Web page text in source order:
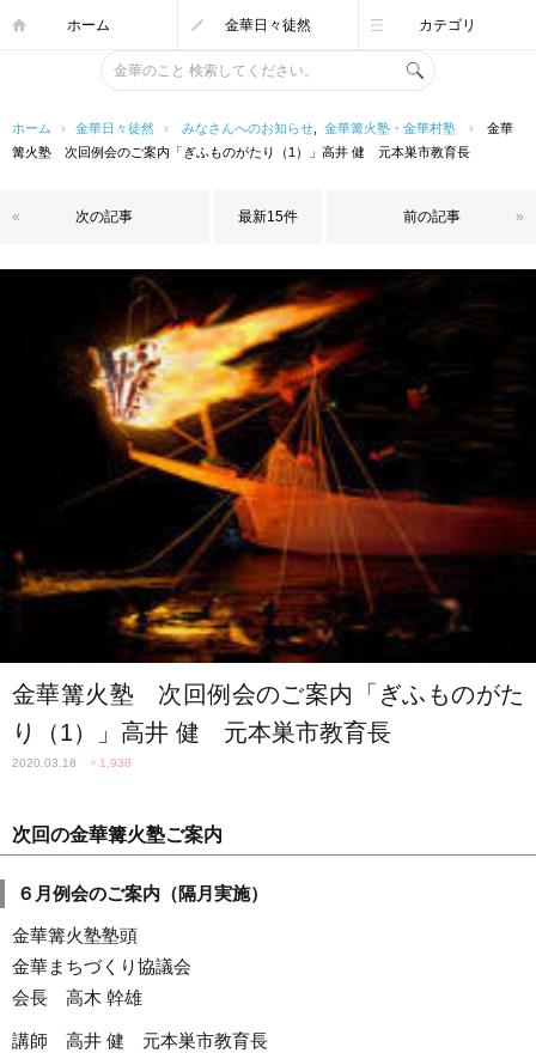
ホーム 金華日々徒然 カテゴリ
ホーム › 金華日々徒然 › みなさんへのお知らせ 金華篝火塾・金華村塾 ›
金華
篝火塾 次回例会のご案内「ぎふものがたり（1）」高井 健 元本巣市教育長
次の記事
« 最新15件 前の記事 »
金華篝火塾 次回例会のご案内「ぎふものがた
り（1）」高井 健 元本巣市教育長
2020.03.18 ♥ 1,938
次回の金華篝火塾ご案内
６月例会のご案内（隔月実施）
金華篝火塾塾頭
金華まちづくり協議会
会長 高木 幹雄
講師 高井 健 元本巣市教育長